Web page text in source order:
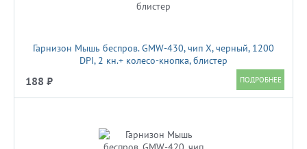
Гарнизон Мышь беспров. GMW-430, чип X, черный, 1200
DPI, 2 кн.+ колесо-кнопка, блистер
188 ₽